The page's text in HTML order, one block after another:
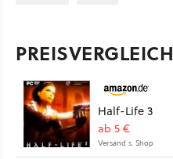
PREISVERGLEICH
Half-Life 3
ab 5 €
Versand s. Shop